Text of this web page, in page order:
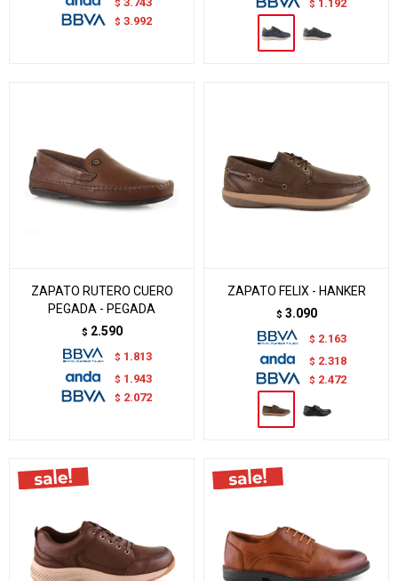
$ 3.992
$ 1.192
ZAPATO RUTERO CUERO
PEGADA - PEGADA
$ 2.590
$ 1.813
$ 1.943
$ 2.072
ZAPATO FELIX - HANKER
$ 3.090
$ 2.163
$ 2.318
$ 2.472